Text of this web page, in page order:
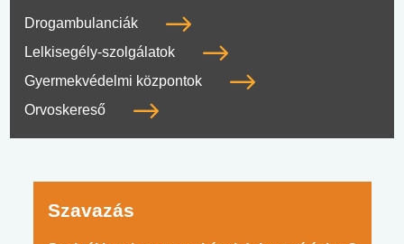
Drogambulanciák
Lelkisegély-szolgálatok
Gyermekvédelmi központok
Orvoskereső
Szavazás